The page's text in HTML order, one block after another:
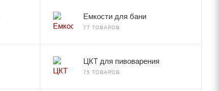
Емкости для бани
77 ТОВАРОВ
ЦКТ для пивоварения
75 ТОВАРОВ